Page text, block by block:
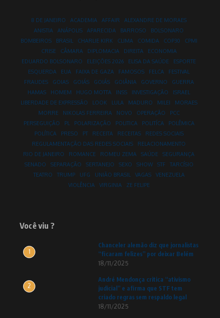
8 DE JANEIRO ACADEMIA AFFAIR
ALEXANDRE DE MORAES
ANISTIA
ANÁPOLIS APARECIDA BARROSO
BOLSONARO
BOMBEIROS
BRASIL CHARLIE KIRK CLIMA COMIDA COP30
CPMI
CRISE
CÂMARA DIPLOMACIA DIREITA
ECONOMIA
EDUARDO BOLSONARO
ELEIÇÕES 2026 ELISA DA SAÚDE
ESPORTE
ESQUERDA
EUA FAIXA DE GAZA FAMOSOS FELCA
FESTIVAL
FRAUDES
GOIAS GOIÁS GOIÁS GOIÂNIA GOVERNO
GUERRA
HAMAS
HOMEM HUGO MOTTA INSS INVESTIGAÇÃO
ISRAEL
LIBERDADE DE EXPRESSÃO
LOOK LULA MADURO MILEI
MORAES
MORRE
NIKOLAS FERREIRA NOVO OPERAÇÃO
PCC
PERSEGUIÇÃO
PL POLARIZAÇÃO POLITICA POLITÍCA
POLÊMICA
POLÍTICA
PRESO PT RECEITA RECEITAS
REDES SOCIAIS
REGULAMENTAÇÃO DAS REDES SOCIAIS
RELACIONAMENTO
RIO DE JANEIRO
ROMANCE ROMEU ZEMA SAÚDE
SEGURANÇA
SENADO
SEPARAÇÃO SERTANEJO SEXO SHOW STF
TARCÍSIO
TEATRO
TRUMP UFG UNIÃO BRASIL VAGAS
VENEZUELA
VIOLÊNCIA
VIRGINIA ZE FELIPE
Você viu ?
1
Chanceler alemão diz que jornalistas
“ficaram felizes” por deixar Belém
18/11/2025
2
André Mendonça critica “ativismo
judicial” e afirma que STF tem
criado regras sem respaldo legal
18/11/2025